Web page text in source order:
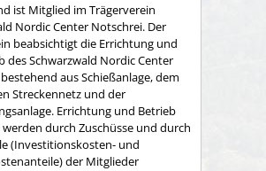
ist Mitglied im Trägerverein
Nordic Center Notschrei. Der
beabsichtigt die Errichtung und
des Schwarzwald Nordic Center
aus Schießanlage, dem
Streckennetz und der
Errichtung und Betrieb
werden durch Zuschüsse und durch
(Investitionskosten- und
der Mitglieder